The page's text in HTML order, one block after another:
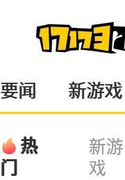
要闻 新游戏
热
门
新游
戏